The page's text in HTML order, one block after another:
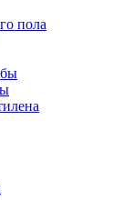
пола